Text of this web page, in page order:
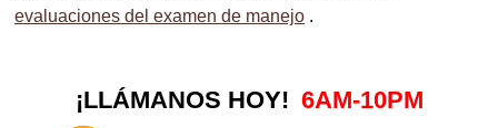
evaluaciones del examen de manejo .
¡LLÁMANOS HOY! 6AM-10PM